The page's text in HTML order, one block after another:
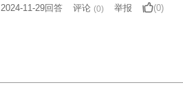
2024-11-29回答 评论 (0) 举报 (0)